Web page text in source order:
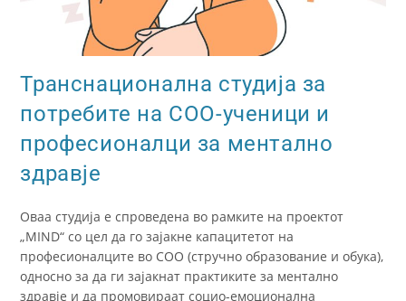
Транснационална студија за
потребите на СОО-ученици и
професионалци за ментално
здравје
Оваа студија е спроведена во рамките на проектот
„MIND“ со цел да го зајакне капацитетот на
професионалците во СОО (стручно образование и обука),
односно за да ги зајакнат практиките за ментално
здравје и да промовираат социо-емоционална